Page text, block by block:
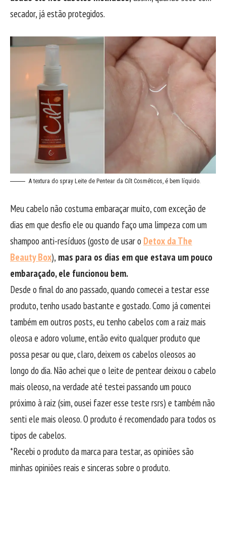
secador, já estão protegidos.
A textura do spray Leite de Pentear da Cilt Cosméticos, é bem líquido.
Meu cabelo não costuma embaraçar muito, com exceção de
dias em que desfio ele ou quando faço uma limpeza com um
shampoo anti-resíduos (gosto de usar o Detox da The
Beauty Box), mas para os dias em que estava um pouco
embaraçado, ele funcionou bem.
Desde o final do ano passado, quando comecei a testar esse
produto, tenho usado bastante e gostado. Como já comentei
também em outros posts, eu tenho cabelos com a raiz mais
oleosa e adoro volume, então evito qualquer produto que
possa pesar ou que, claro, deixem os cabelos oleosos ao
longo do dia. Não achei que o leite de pentear deixou o cabelo
mais oleoso, na verdade até testei passando um pouco
próximo à raiz (sim, ousei fazer esse teste rsrs) e também não
senti ele mais oleoso. O produto é recomendado para todos os
tipos de cabelos.
*Recebi o produto da marca para testar, as opiniões são
minhas opiniões reais e sinceras sobre o produto.